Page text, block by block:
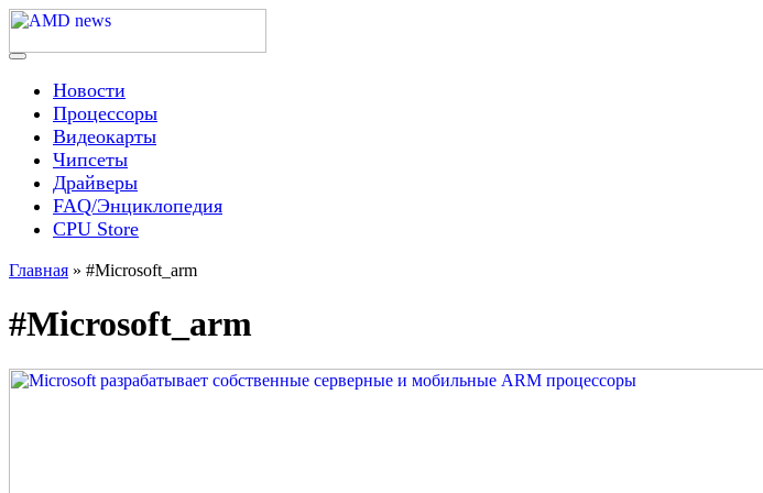
Skip
content
AMD news
Menu
Новости
Процессоры
Видеокарты
Чипсеты
Драйверы
FAQ/Энциклопедия
CPU Store
Главная » #Microsoft_arm
#Microsoft_arm